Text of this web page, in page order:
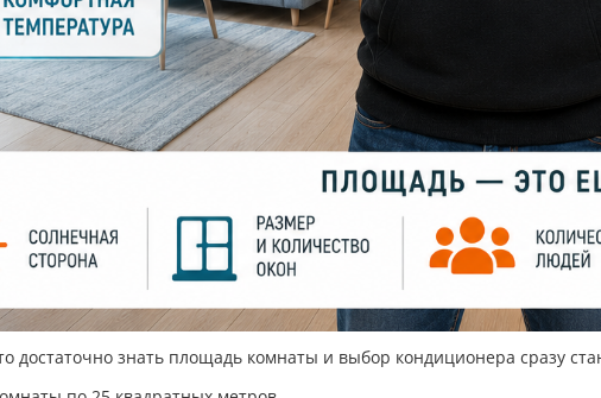
достаточно знать площадь комнаты и выбор кондиционера сразу